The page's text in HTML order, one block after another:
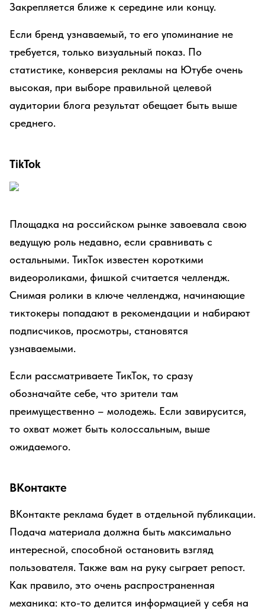
Закрепляется ближе к середине или концу.
Если бренд узнаваемый, то его упоминание не
требуется, только визуальный показ. По
статистике, конверсия рекламы на Ютубе очень
высокая, при выборе правильной целевой
аудитории блога результат обещает быть выше
среднего.
TikTok
Площадка на российском рынке завоевала свою
ведущую роль недавно, если сравнивать с
остальными. ТикТок известен короткими
видеороликами, фишкой считается челлендж.
Снимая ролики в ключе челленджа, начинающие
тиктокеры попадают в рекомендации и набирают
подписчиков, просмотры, становятся
узнаваемыми.
Если рассматриваете ТикТок, то сразу
обозначайте себе, что зрители там
преимущественно – молодежь. Если завирусится,
то охват может быть колоссальным, выше
ожидаемого.
ВКонтакте
ВКонтакте реклама будет в отдельной публикации.
Подача материала должна быть максимально
интересной, способной остановить взгляд
пользователя. Также вам на руку сыграет репост.
Как правило, это очень распространенная
механика: кто-то делится информацией у себя на